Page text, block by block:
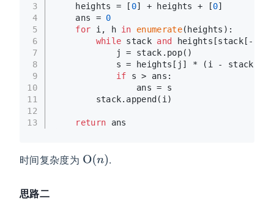
3
4
5
6
7
8
9
10
11
12
13
    heights = [
0] + heights + [0]
    ans =
0
for i, h in enumerate(heights):
while stack and heights[stack[-
            j = stack.pop()
            s = heights[j] * (i - stack[-
if s > ans:
                ans = s
        stack.append(i)
return ans
时间复杂度为 .
思路二